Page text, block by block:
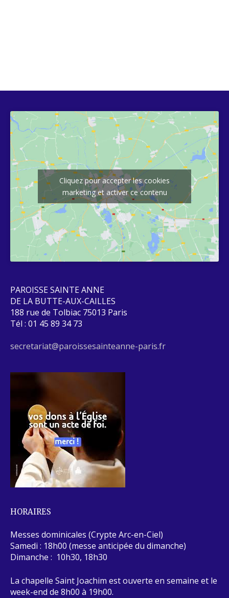
Cliquez pour accepter les cookies
marketing et activer ce contenu
PAROISSE SAINTE ANNE
DE LA BUTTE-AUX-CAILLES
188 rue de Tolbiac 75013 Paris
Tél : 01 45 89 34 73
secretariat@paroissesainteanne-paris.fr
HORAIRES
Messes dominicales (Crypte Arc-en-Ciel)
Samedi : 18h00 (messe anticipée du dimanche)
Dimanche : 10h30, 18h30
La chapelle Saint Joachim est ouverte en semaine et le
week-end de 8h00 à 19h00.